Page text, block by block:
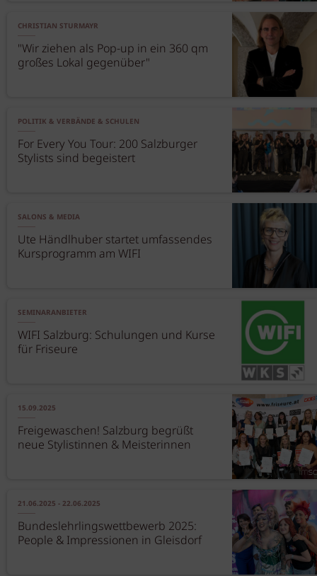
CHRISTIAN STURMAYR
"Wir ziehen als Pop-up in ein 360 qm
großes Lokal gegenüber"
POLITIK & VERBÄNDE & SCHULEN
For Every You Tour: 200 Salzburger
Stylists sind begeistert
SALONS & MEDIA
Ute Händlhuber startet umfassendes
Kursprogramm am WIFI
SEMINARANBIETER
WIFI Salzburg: Schulungen und Kurse
für Friseure
15.09.2025
Freigewaschen! Salzburg begrüßt
neue Stylistinnen & Meisterinnen
21.06.2025 - 22.06.2025
Bundeslehrlingswettbewerb 2025:
People & Impressionen in Gleisdorf